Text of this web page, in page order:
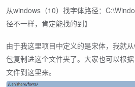
从windows（10）找字体路径：
径不一样，肯定能找的到】
由于我这里项目中定义的是宋体，我就
包复制进这个文件夹了。大家也可以根
文件到这里来。